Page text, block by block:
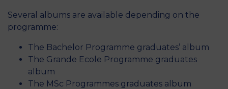
Several albums are available depending on the
programme:
The Bachelor Programme graduates’ album
The Grande Ecole Programme graduates
album
The MSc Programmes graduates album